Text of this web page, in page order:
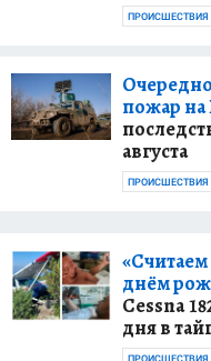
ПРОИСШЕСТВИЯ
пожар
августа
ПРОИСШЕСТВИЯ
днём
Cessna
дня в
ПРОИСШЕСТВИЯ